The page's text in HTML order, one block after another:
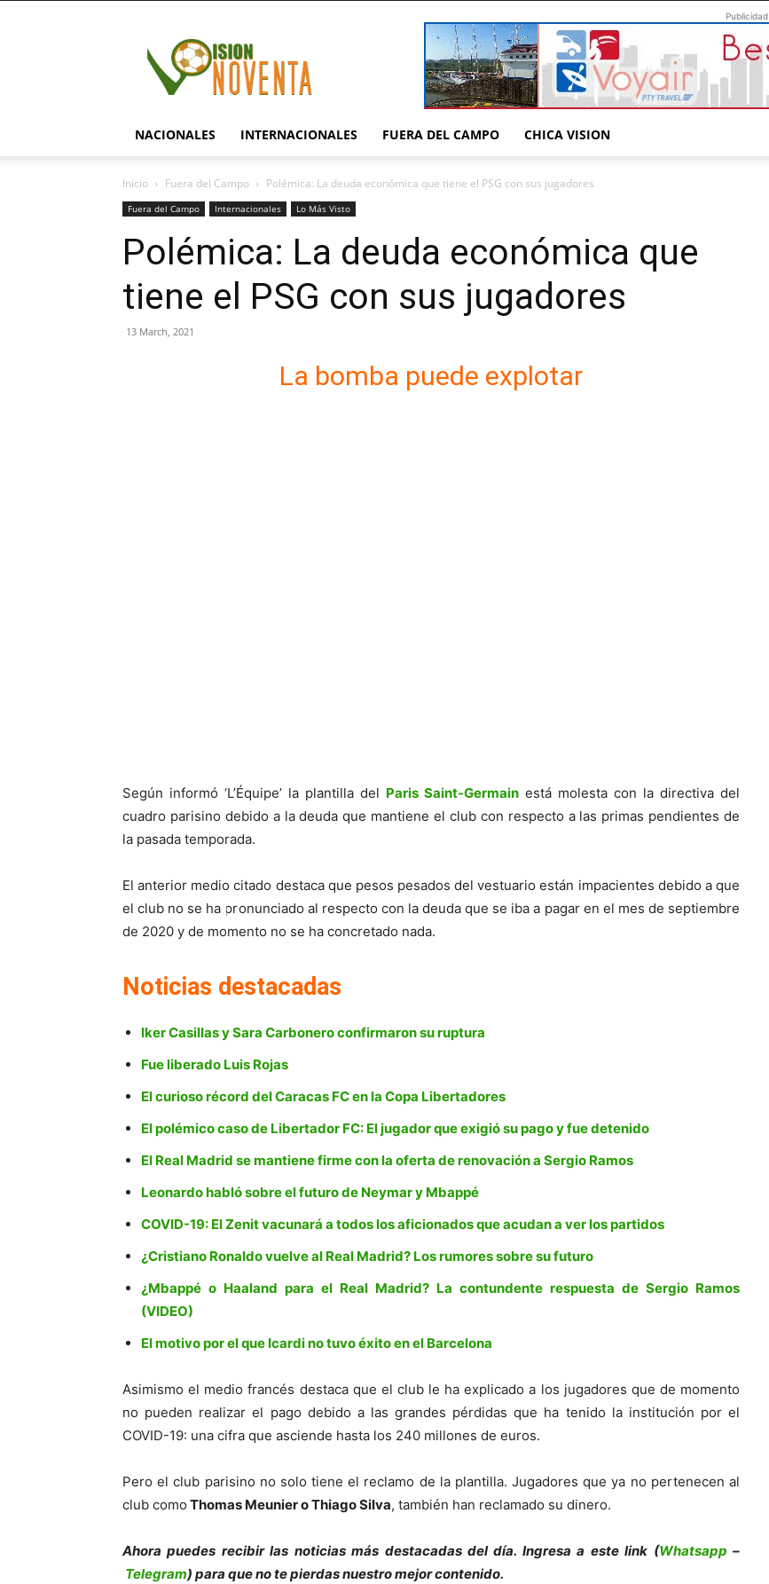
Publicidad
NACIONALES INTERNACIONALES FUERA DEL CAMPO CHICA VISION
Inicio Fuera del Campo Polémica: La deuda económica que tiene el PSG con sus jugadores
Fuera del Campo Internacionales Lo Más Visto
Polémica: La deuda económica que
tiene el PSG con sus jugadores
13 March, 2021
La bomba puede explotar
Según informó ‘L’Équipe’ la plantilla del Paris Saint-Germain está molesta con la directiva del
cuadro parisino debido a la deuda que mantiene el club con respecto a las primas pendientes de
la pasada temporada.
El anterior medio citado destaca que pesos pesados del vestuario están impacientes debido a que
el club no se ha pronunciado al respecto con la deuda que se iba a pagar en el mes de septiembre
de 2020 y de momento no se ha concretado nada.
Noticias destacadas
Iker Casillas y Sara Carbonero confirmaron su ruptura
Fue liberado Luis Rojas
El curioso récord del Caracas FC en la Copa Libertadores
El polémico caso de Libertador FC: El jugador que exigió su pago y fue detenido
El Real Madrid se mantiene firme con la oferta de renovación a Sergio Ramos
Leonardo habló sobre el futuro de Neymar y Mbappé
COVID-19: El Zenit vacunará a todos los aficionados que acudan a ver los partidos
¿Cristiano Ronaldo vuelve al Real Madrid? Los rumores sobre su futuro
¿Mbappé o Haaland para el Real Madrid? La contundente respuesta de Sergio Ramos
(VIDEO)
El motivo por el que Icardi no tuvo éxito en el Barcelona
Asimismo el medio francés destaca que el club le ha explicado a los jugadores que de momento
no pueden realizar el pago debido a las grandes pérdidas que ha tenido la institución por el
COVID-19: una cifra que asciende hasta los 240 millones de euros.
Pero el club parisino no solo tiene el reclamo de la plantilla. Jugadores que ya no pertenecen al
club como Thomas Meunier o Thiago Silva, también han reclamado su dinero.
Ahora puedes recibir las noticias más destacadas del día. Ingresa a este link (Whatsapp –
Telegram) para que no te pierdas nuestro mejor contenido.